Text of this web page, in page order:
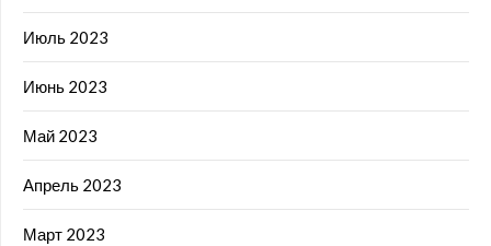
Июль 2023
Июнь 2023
Май 2023
Апрель 2023
Март 2023